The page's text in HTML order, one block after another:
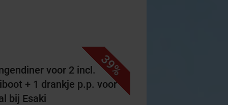
39%
voor 2 incl.
+ 1 drankje p.p. voor
bij Esaki